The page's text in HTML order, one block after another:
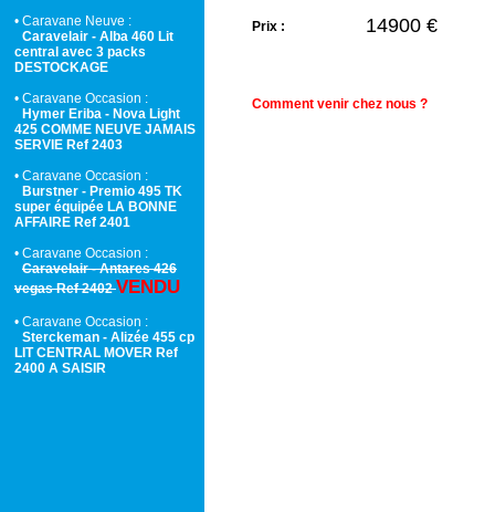
• Caravane Neuve :
Caravelair - Alba 460 Lit
central avec 3 packs
DESTOCKAGE
• Caravane Occasion :
Hymer Eriba - Nova Light
425 COMME NEUVE JAMAIS
SERVIE Ref 2403
• Caravane Occasion :
Burstner - Premio 495 TK
super équipée LA BONNE
AFFAIRE Ref 2401
• Caravane Occasion :
Caravelair - Antares 426
vegas Ref 2402VENDU
• Caravane Occasion :
Sterckeman - Alizée 455 cp
LIT CENTRAL MOVER Ref
2400 A SAISIR
Prix : 14900 €
Comment venir chez nous ?